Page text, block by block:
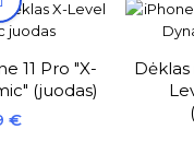
11 Pro "X-
(juodas)
€
Dėklas